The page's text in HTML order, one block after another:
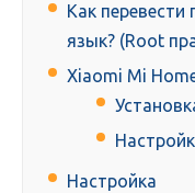
Как перевести
язык? (Root
Xiaomi Mi
Настройка